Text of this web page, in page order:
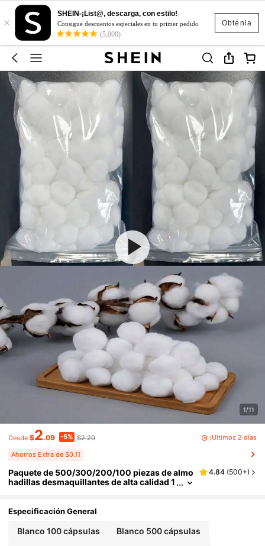
Obténla
×
SHEIN-¡List@, descarga, con estilo!
Consigue descuentos especiales en tu primer pedido
(5,000)
1/11
Desde $2.09 -5% $2.20 ¡Últimos 2 días
Ahorros Extra de $0.11
Paquete de 500/300/200/100 piezas de almo
hadillas desmaquillantes de alta calidad 1
as, loción y limpieza diaria - Esencial natural
4.84 (500+)
Especificación General
Blanco 100 cápsulas Blanco 500 cápsulas